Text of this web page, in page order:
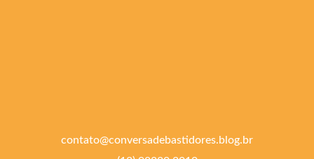
contato@conversadebastidores.blog.br